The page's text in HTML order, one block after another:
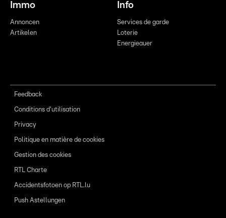
Immo
Annoncen
Artikelen
Info
Services de garde
Loterie
Energieauer
Feedback
Conditions d'utilisation
Privacy
Politique en matière de cookies
Gestion des cookies
RTL Charte
Accidentsfotoen op RTL.lu
Push Astellungen